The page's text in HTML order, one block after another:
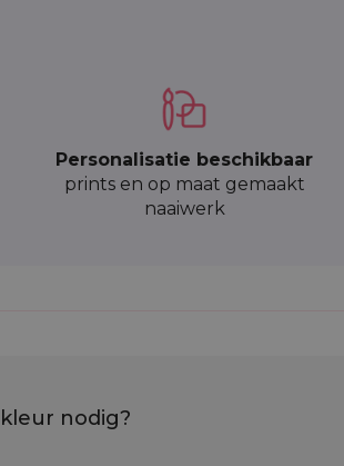
Personalisatie beschikbaar
prints en op maat gemaakt
naaiwerk
nodig?